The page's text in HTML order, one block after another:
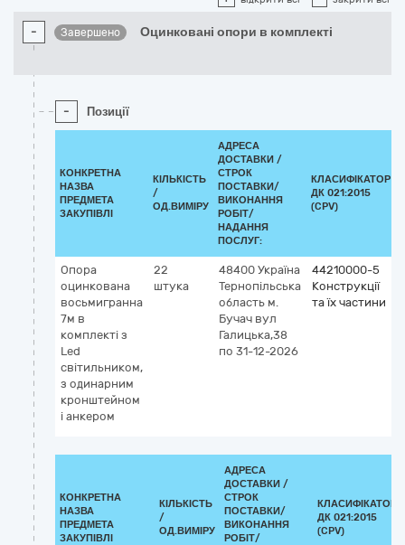
- Завершено Оцинковані опори в комплекті
- Позиції
КОНКРЕТНА
НАЗВА
ПРЕДМЕТА
ЗАКУПІВЛІ
КІЛЬКІСТЬ
/
ОД.ВИМІРУ
АДРЕСА
ДОСТАВКИ /
СТРОК
ПОСТАВКИ/
ВИКОНАННЯ
РОБІТ/
НАДАННЯ
ПОСЛУГ:
КЛАСИФІКАТОР
ДК 021:2015
(CPV)
Опора
оцинкована
восьмигранна
7м в
комплекті з
Led
світильником,
з одинарним
кронштейном
і анкером
22
штука
48400 Україна
Тернопільська
область м.
Бучач вул
Галицька,38
по 31-12-2026
44210000-5
Конструкції
та їх частини
КОНКРЕТНА
НАЗВА
ПРЕДМЕТА
ЗАКУПІВЛІ
КІЛЬКІСТЬ
/
ОД.ВИМІРУ
АДРЕСА
ДОСТАВКИ /
СТРОК
ПОСТАВКИ/
ВИКОНАННЯ
РОБІТ/
КЛАСИФІКАТОР
ДК 021:2015
(CPV)